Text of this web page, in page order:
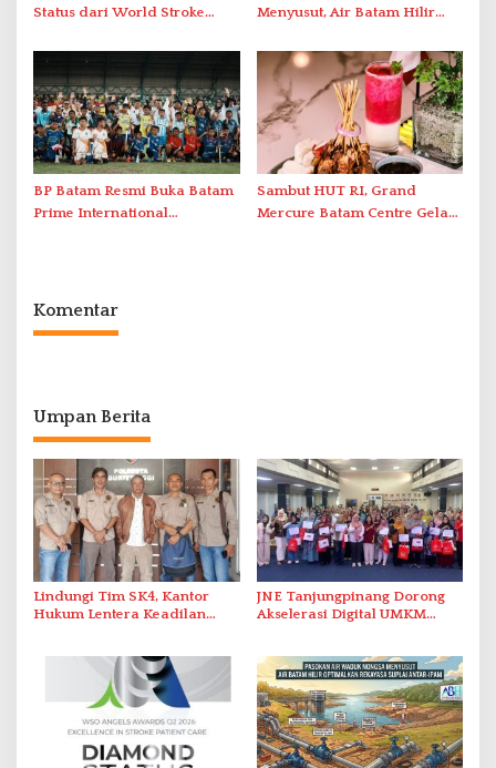
Status dari World Stroke
Berstandar Internasional
Menyusut, Air Batam Hilir
Antar-IPAM
BP Batam Resmi Buka Batam
Prime International
Sambut HUT RI, Grand
Mercure Batam Centre Gelar
Komentar
Umpan Berita
Lindungi Tim SK4, Kantor
Hukum Lentera Keadilan
Bukik Batarah
JNE Tanjungpinang Dorong
Akselerasi Digital UMKM